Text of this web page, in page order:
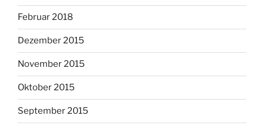
Februar 2018
Dezember 2015
November 2015
Oktober 2015
September 2015